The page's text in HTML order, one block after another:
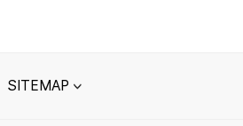
SITEMAP